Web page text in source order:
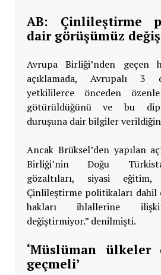
AB: Çinlileştirme
dair görüşümüz
Avrupa Birliği’nden geçen
açıklamada, Avrupalı 3
yetkililerce önceden
götürüldüğünü ve bu
duruşuna dair bilgiler
Ancak Brüksel’den yapılan
Birliği’nin Doğu
gözaltıları, siyasi
Çinlileştirme politikaları dahil
hakları ihlallerine
değiştirmiyor.” denilmişti.
‘Müslüman ülkeler
geçmeli’